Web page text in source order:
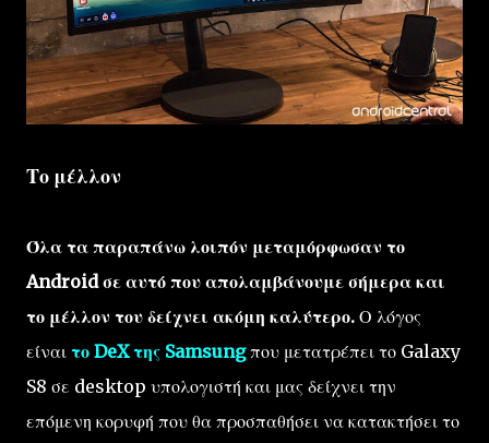
Το μέλλον
Όλα τα παραπάνω λοιπόν μεταμόρφωσαν το
Android σε αυτό που απολαμβάνουμε σήμερα και
το μέλλον του δείχνει ακόμη καλύτερο. Ο λόγος
είναι το DeX της Samsungπου μετατρέπει το Galaxy
S8 σε desktop υπολογιστή και μας δείχνει την
επόμενη κορυφή που θα προσπαθήσει να κατακτήσει το